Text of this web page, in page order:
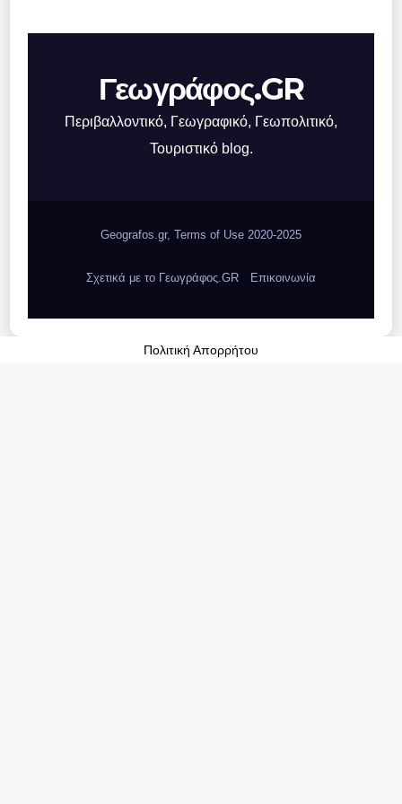
Γεωγράφος.GR
Περιβαλλοντικό, Γεωγραφικό, Γεωπολιτικό,
Τουριστικό blog.
Geografos.gr, Terms of Use 2020-2025
Σχετικά με το Γεωγράφος.GR Επικοινωνία
Πολιτική Απορρήτου